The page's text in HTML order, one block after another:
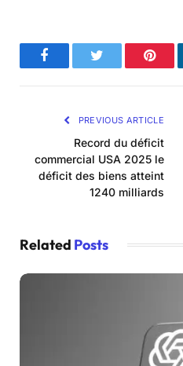
FacebookTwitter
PREVIOUS ARTICLE
Record du déficit
commercial USA 2025 le
déficit des biens atteint
1240 milliards
Related Posts